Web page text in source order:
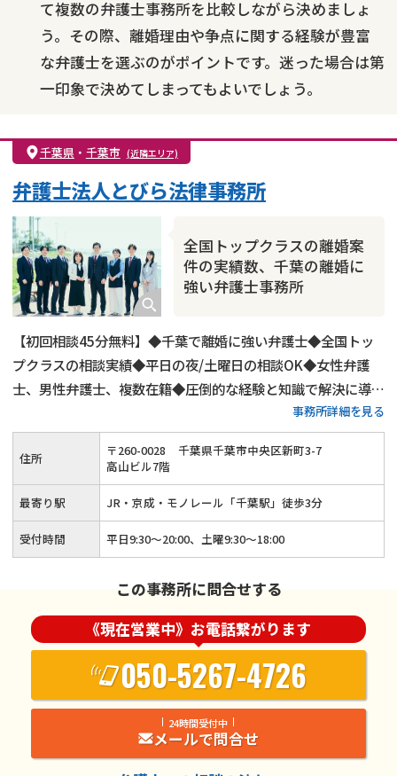
て複数の弁護士事務所を比較しながら決めましょ
う。その際、離婚理由や争点に関する経験が豊富
な弁護士を選ぶのがポイントです。迷った場合は第
一印象で決めてしまってもよいでしょう。
千葉県 ・ 千葉市 (近隣エリア)
全国トップクラスの離婚案
件の実績数、千葉の離婚に
強い弁護士事務所
弁護士法人とびら法律事務所
【初回相談45分無料】◆千葉で離婚に強い弁護士◆全国トッ
プクラスの相談実績◆平日の夜/土曜日の相談OK◆女性弁護
士、男性弁護士、複数在籍◆圧倒的な経験と知識で解決に導き
事務所詳細を見る
住所 〒260-0028
千葉県千葉市中央区新町3-7
高山ビル7階
最寄り駅 JR・京成・モノレール「千葉駅」徒歩3分
受付時間 平日9:30～20:00、土曜9:30～18:00
この事務所に問合せする
《現在営業中》お電話繋がります
050-5267-4726
24時間受付中
メールで問合せ